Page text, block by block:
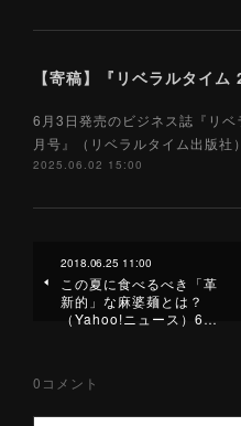
6月3日発売のビジネス誌『リベ
月号』（リベラルタイム出版社
2025.06.02 15:00
2018.06.25 11:00
この夏に食べるべき「革
新的」な麻婆麺とは？
（Yahoo!ニュース）6…
0 コメント